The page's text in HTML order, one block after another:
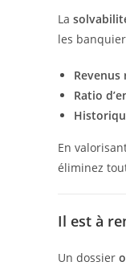
La
les
Ratio
En
éliminez
Il est à
Un dossier